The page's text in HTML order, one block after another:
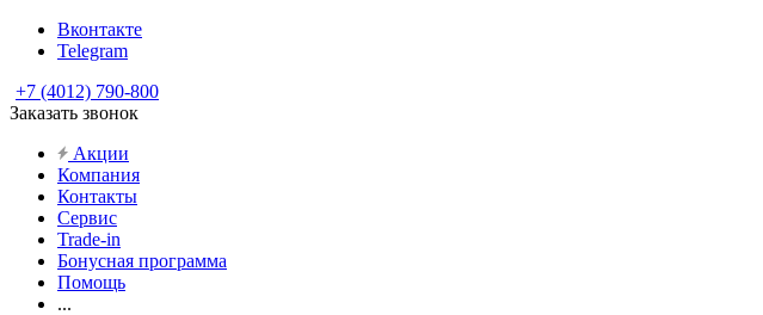
Вконтакте
Telegram
+7 (4012) 790-800
Заказать звонок
Акции
Компания
Контакты
Сервис
Trade-in
Бонусная программа
Помощь
...